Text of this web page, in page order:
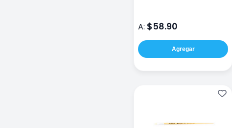
A: $58.90
Agregar